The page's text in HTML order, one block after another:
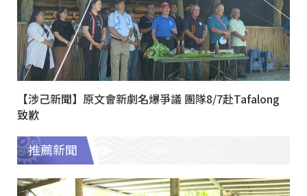
【涉己新聞】原文會新劇名爆爭議 團隊8/7赴Tafalong
致歉
推薦新聞